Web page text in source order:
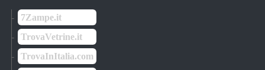
7Zampe.it
TrovaVetrine.it
TrovaInItalia.com